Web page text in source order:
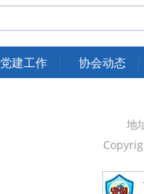
党建工作 协会动态
地